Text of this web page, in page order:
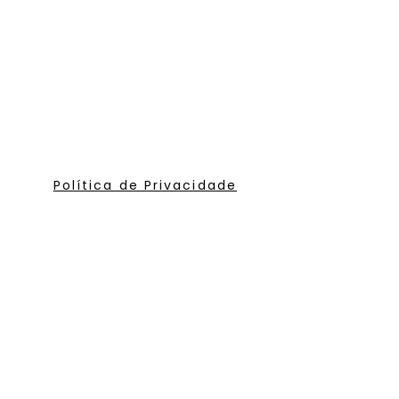
Política de Privacidade